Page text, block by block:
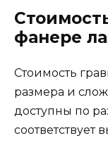
фанере
Стоимость
размера и
доступны по
соответствует